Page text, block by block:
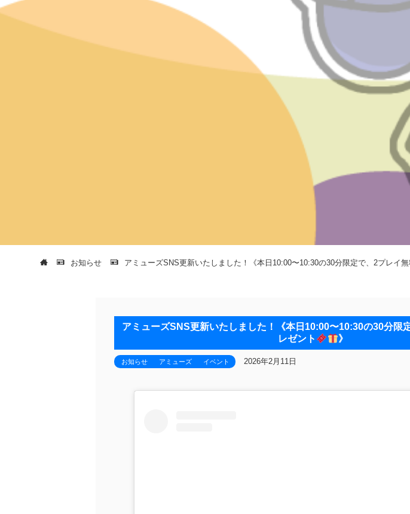
お知らせ アミューズSNS更新いたしました！《本日10:00〜10:30の30分限定で、2プレイ
アミューズSNS更新いたしました！《本日10:00〜10:30の30分限
レゼント
》
お知らせ アミューズ イベント 2026年2月11日